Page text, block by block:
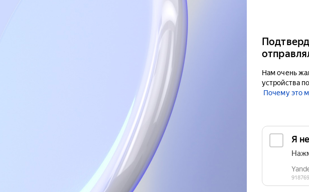
Нам очень
устройства
Почему это